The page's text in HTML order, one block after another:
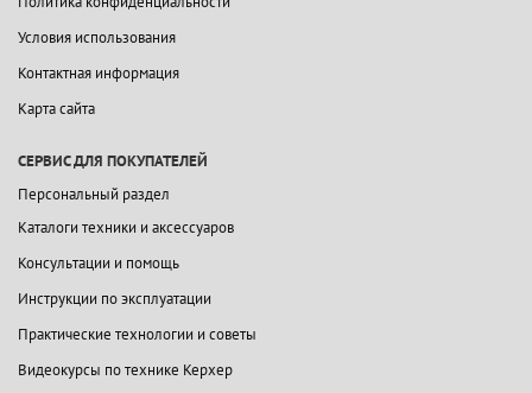
Условия использования
Контактная информация
Карта сайта
СЕРВИС ДЛЯ ПОКУПАТЕЛЕЙ
Персональный раздел
Каталоги техники и аксессуаров
Консультации и помощь
Инструкции по эксплуатации
Практические технологии и советы
Видеокурсы по технике Керхер